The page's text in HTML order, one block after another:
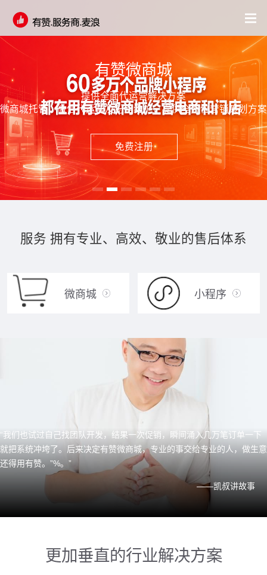
有赞微商城
提供全面代运营解决方案
微商城托管，微信代运营及粉丝维护，提供全方位营销策划方案
免费注册
服务 拥有专业、高效、敬业的售后体系
微商城 小程序
“我们也试过自己找团队开发，结果一次促销，瞬间涌入几万笔订单一下
就把系统冲垮了。后来决定有赞微商城，专业的事交给专业的人，做生意
还得用有赞。”%。”
——凯叔讲故事
更加垂直的行业解决方案